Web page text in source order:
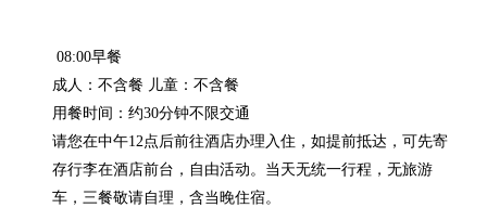
08:00早餐
成人：不含餐 儿童：不含餐
用餐时间：约30分钟不限交通
请您在中午12点后前往酒店办理入住，如提前抵达，可先寄
存行李在酒店前台，自由活动。当天无统一行程，无旅游
车，三餐敬请自理，含当晚住宿。